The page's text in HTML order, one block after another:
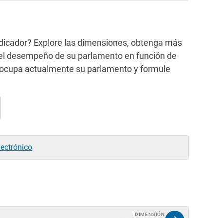
Explore las dimensiones, obtenga más
desempeño de su parlamento en función de
actualmente su parlamento y formule
DIMENSIÓN